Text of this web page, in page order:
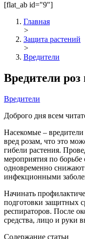
[flat_ab id="9"]
Главная
>
Защита растений
>
Вредители
Вредители
Вредители
Доброго дня всем
Насекомые – вредители
вред розам, что это
гибели растения.
мероприятия по
одновременно
инфекционными
Начинать
подготовки защитных
респираторов. После
средства, лицо и руки
Содержание статьи